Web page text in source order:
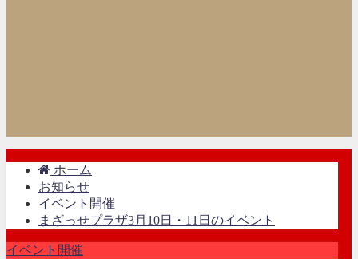
ホーム
お知らせ
イベント開催
まざっせプラザ3月10日・11日のイベント
イベント開催